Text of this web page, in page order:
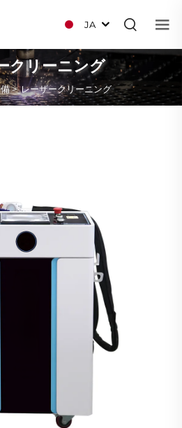
JA
クリーニング
>レーザークリーニング